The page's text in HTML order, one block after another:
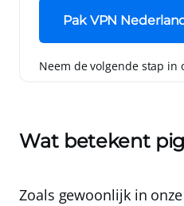
Pak VPN
Neem de volgende stap
Wat betekent
Zoals gewoonlijk in onze